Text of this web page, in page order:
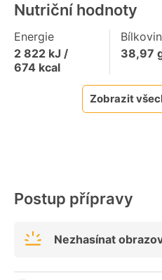
Nutriční hodnoty
Energie
2 822 kJ /
674 kcal
38,97
Zobrazit
Postup přípravy
Nezhasínat